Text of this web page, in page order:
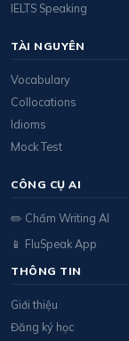
IELTS Speaking
TÀI NGUYÊN
Vocabulary
Collocations
Idioms
Mock Test
CÔNG CỤ AI
✏️ Chấm Writing AI
📱 FluSpeak App
THÔNG TIN
Giới thiệu
Đăng ký học